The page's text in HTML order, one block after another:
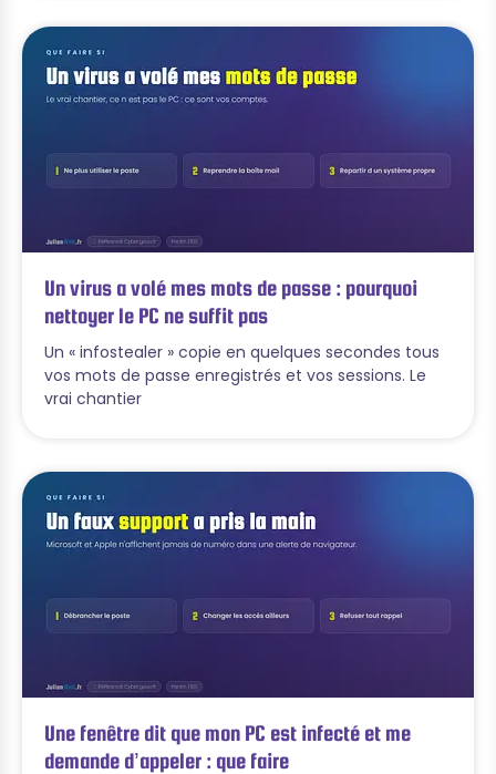
Un virus a volé mes mots de passe : pourquoi
nettoyer le PC ne suffit pas
Un « infostealer » copie en quelques secondes tous
vos mots de passe enregistrés et vos sessions. Le
vrai chantier
Une fenêtre dit que mon PC est infecté et me
demande d’appeler : que faire